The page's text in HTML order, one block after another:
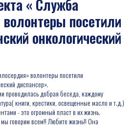
« Служба
посетили
онкологический
волонтеры посетили
диспансер».
проводилась добрая беседа, каждому
книги, крестики, освещенные масло и т.д.)
- это огромный пласт в их жизнь.
говорим всем!! Любите жизнь!! Она